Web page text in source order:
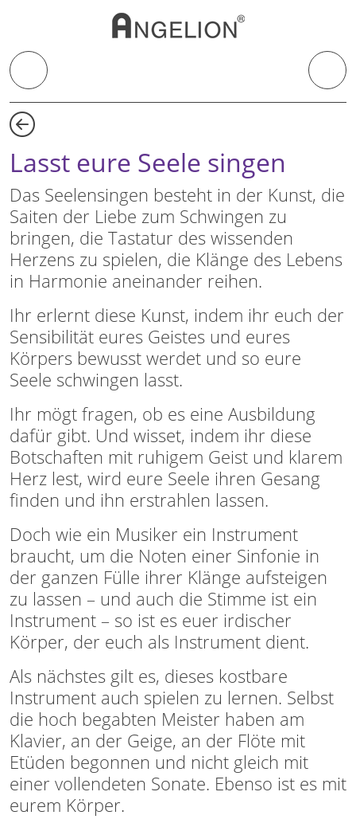
Lasst eure Seele singen
Das Seelensingen besteht in der Kunst, die
Saiten der Liebe zum Schwingen zu
bringen, die Tastatur des wissenden
Herzens zu spielen, die Klänge des Lebens
in Harmonie aneinander reihen.
Ihr erlernt diese Kunst, indem ihr euch der
Sensibilität eures Geistes und eures
Körpers bewusst werdet und so eure
Seele schwingen lasst.
Ihr mögt fragen, ob es eine Ausbildung
dafür gibt. Und wisset, indem ihr diese
Botschaften mit ruhigem Geist und klarem
Herz lest, wird eure Seele ihren Gesang
finden und ihn erstrahlen lassen.
Doch wie ein Musiker ein Instrument
braucht, um die Noten einer Sinfonie in
der ganzen Fülle ihrer Klänge aufsteigen
zu lassen – und auch die Stimme ist ein
Instrument – so ist es euer irdischer
Körper, der euch als Instrument dient.
Als nächstes gilt es, dieses kostbare
Instrument auch spielen zu lernen. Selbst
die hoch begabten Meister haben am
Klavier, an der Geige, an der Flöte mit
Etüden begonnen und nicht gleich mit
einer vollendeten Sonate. Ebenso ist es mit
eurem Körper.